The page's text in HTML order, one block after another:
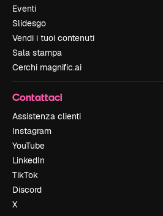
Eventi
Slidesgo
Vendi i tuoi contenuti
Sala stampa
Cerchi magnific.ai
Contattaci
Assistenza clienti
Instagram
YouTube
LinkedIn
TikTok
Discord
X